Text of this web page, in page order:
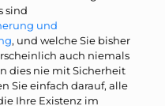
sind
und
, und welche Sie bisher
auch niemals
dies nie mit Sicherheit
Sie einfach darauf, alle
Ihre Existenz im